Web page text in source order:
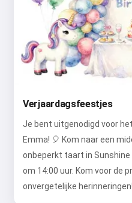
Verjaardagsfeestjes
Je bent uitgenodigd voor
Emma! 🎈 Kom naar een
onbeperkt taart in
om 14:00 uur. Kom voor de
onvergetelijke